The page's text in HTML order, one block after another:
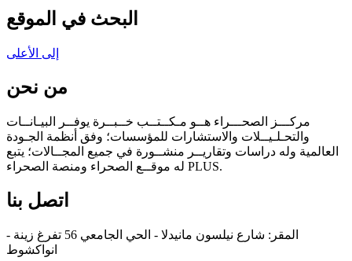
البحث في الموقع
إلى الأعلى
من نحن
مركـــز الصحـــراء هــو مـكــتــب خــبــرة يوفــر البيـانــات
والتحـلـيــلات والاستشارات للمؤسسات؛ وفق أنظمة الجـودة
العالمية وله دراسات وتقاريــر منشــورة في جميع المجــالات؛ يتبع
له موقــع الصحراء ومنصة الصحراء PLUS.
اتصل بنا
المقر: شارع نيلسون مانيدلا - الحي الجامعي 56 تفرغ زينة -